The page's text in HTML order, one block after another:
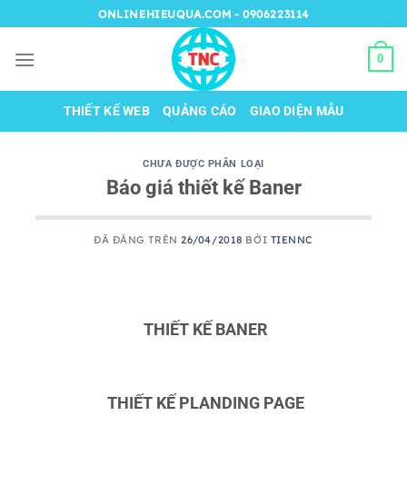
đến
nội
ONLINEHIEUQUA.COM - 0906223114
0
THIẾT KẾ WEB QUẢNG CÁO GIAO DIỆN MẪU
CHƯA ĐƯỢC PHÂN LOẠI
Báo giá thiết kế Baner
ĐÃ ĐĂNG TRÊN26/04/2018 BỞI TIENNC
THIẾT KẾ BANER
THIẾT KẾ PLANDING PAGE